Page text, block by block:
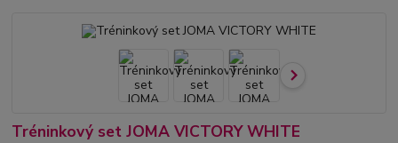
Tréninkový set JOMA VICTORY WHITE